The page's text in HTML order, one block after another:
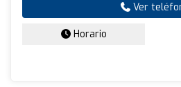
Ver
Horario